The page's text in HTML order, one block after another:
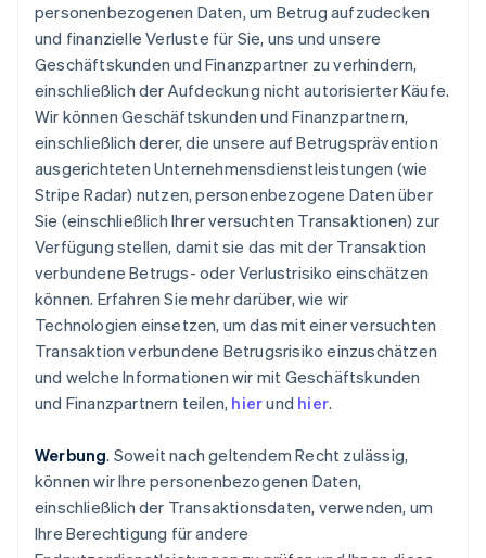
personenbezogenen Daten, um Betrug aufzudecken
und finanzielle Verluste für Sie, uns und unsere
Geschäftskunden und Finanzpartner zu verhindern,
einschließlich der Aufdeckung nicht autorisierter Käufe.
Wir können Geschäftskunden und Finanzpartnern,
einschließlich derer, die unsere auf Betrugsprävention
ausgerichteten Unternehmensdienstleistungen (wie
Stripe Radar) nutzen, personenbezogene Daten über
Sie (einschließlich Ihrer versuchten Transaktionen) zur
Verfügung stellen, damit sie das mit der Transaktion
verbundene Betrugs- oder Verlustrisiko einschätzen
können. Erfahren Sie mehr darüber, wie wir
Technologien einsetzen, um das mit einer versuchten
Transaktion verbundene Betrugsrisiko einzuschätzen
und welche Informationen wir mit Geschäftskunden
und Finanzpartnern teilen, hierund hier.
Werbung. Soweit nach geltendem Recht zulässig,
können wir Ihre personenbezogenen Daten,
einschließlich der Transaktionsdaten, verwenden, um
Ihre Berechtigung für andere